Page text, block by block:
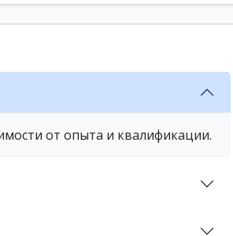
от опыта и квалификации.